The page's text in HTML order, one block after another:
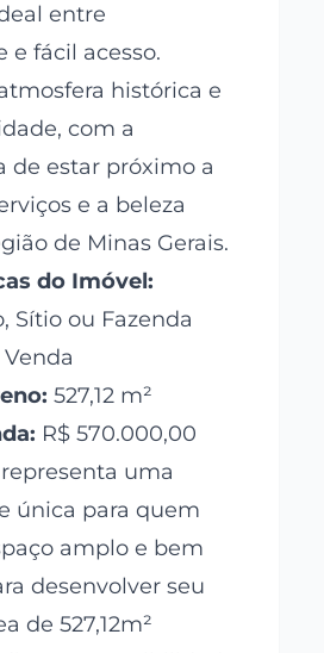
entre
e fácil acesso.
histórica e
com a
de estar próximo a
e a beleza
de Minas Gerais.
do Imóvel:
Sítio ou Fazenda
Venda
527,12 m²
R$ 570.000,00
uma
única para quem
amplo e bem
desenvolver seu
de 527,12m²